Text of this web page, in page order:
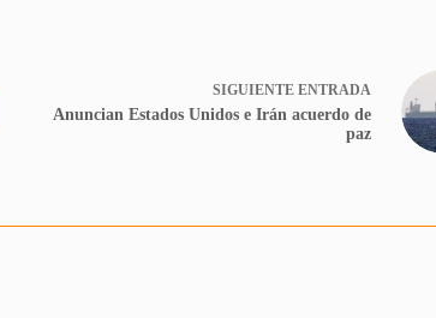
SIGUIENTE ENTRADA
Anuncian Estados Unidos e Irán acuerdo de
paz